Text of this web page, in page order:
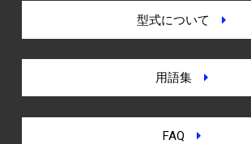
型式について
用語集
FAQ